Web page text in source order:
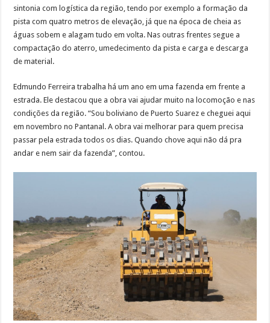
sintonia com logística da região, tendo por exemplo a formação da
pista com quatro metros de elevação, já que na época de cheia as
águas sobem e alagam tudo em volta. Nas outras frentes segue a
compactação do aterro, umedecimento da pista e carga e descarga
de material.
Edmundo Ferreira trabalha há um ano em uma fazenda em frente a
estrada. Ele destacou que a obra vai ajudar muito na locomoção e nas
condições da região. “Sou boliviano de Puerto Suarez e cheguei aqui
em novembro no Pantanal. A obra vai melhorar para quem precisa
passar pela estrada todos os dias. Quando chove aqui não dá pra
andar e nem sair da fazenda”, contou.